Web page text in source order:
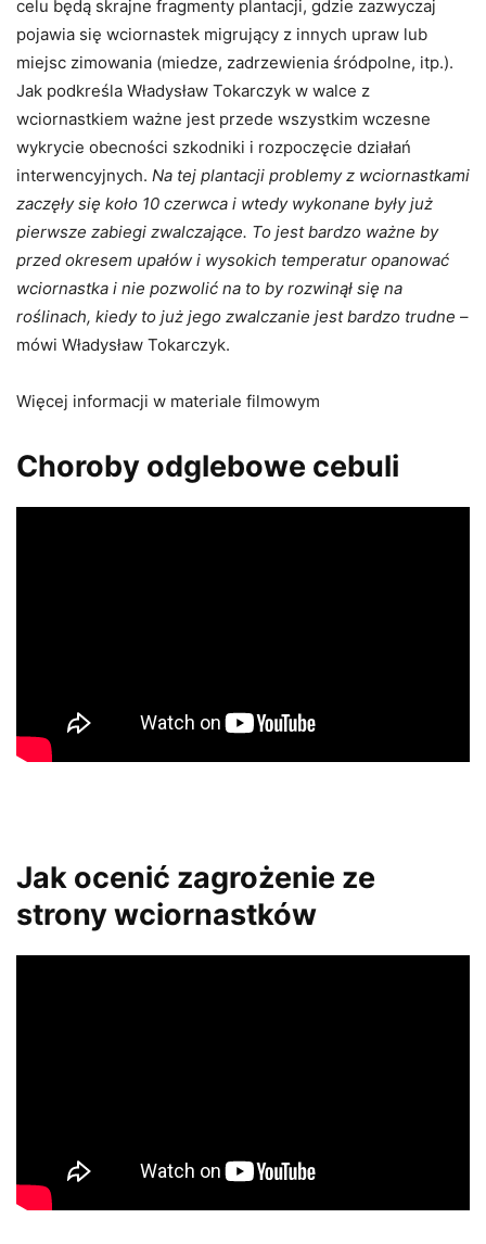
celu będą skrajne fragmenty plantacji, gdzie zazwyczaj
pojawia się wciornastek migrujący z innych upraw lub
miejsc zimowania (miedze, zadrzewienia śródpolne, itp.).
Jak podkreśla Władysław Tokarczyk w walce z
wciornastkiem ważne jest przede wszystkim wczesne
wykrycie obecności szkodniki i rozpoczęcie działań
interwencyjnych. Na tej plantacji problemy z wciornastkami
zaczęły się koło 10 czerwca i wtedy wykonane były już
pierwsze zabiegi zwalczające. To jest bardzo ważne by
przed okresem upałów i wysokich temperatur opanować
wciornastka i nie pozwolić na to by rozwinął się na
roślinach, kiedy to już jego zwalczanie jest bardzo trudne –
mówi Władysław Tokarczyk.
Więcej informacji w materiale filmowym
Choroby odglebowe cebuli
Jak ocenić zagrożenie ze
strony wciornastków